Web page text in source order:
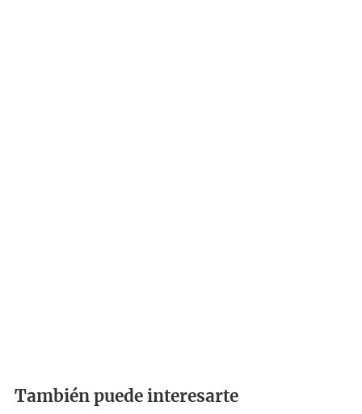
También puede interesarte